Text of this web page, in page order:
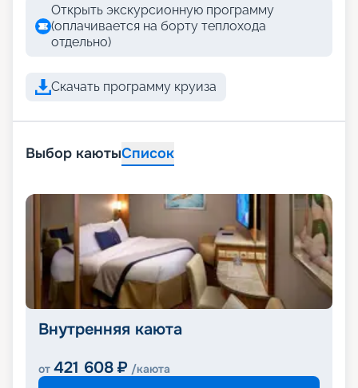
Открыть экскурсионную программу
(оплачивается на борту теплохода
отдельно)
Скачать программу круиза
Выбор каютыСписок
Внутренняя каюта
от 421 608 ₽ /каюта